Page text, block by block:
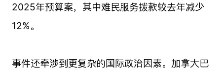
2025年预算案，其中难民服务拨款较去年减少
12%。
事件还牵涉到更复杂的国际政治因素。加拿大巴